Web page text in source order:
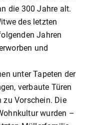
die 300 Jahre alt.
des letzten
Jahren
und
unter Tapeten der
verbaute Türen
Vorschein. Die
wurden –